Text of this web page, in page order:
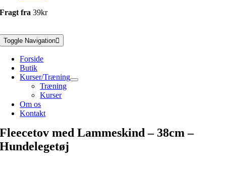
Fragt fra39kr
Toggle Navigation
Forside
Butik
Kurser/Træning
Træning
Kurser
Om os
Kontakt
Fleecetov med Lammeskind – 38cm –
Hundelegetøj